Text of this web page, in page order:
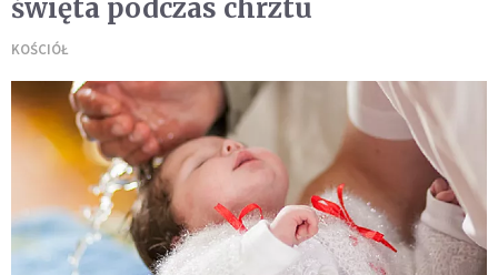
święta podczas chrztu
KOŚCIÓŁ